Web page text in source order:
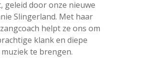
om te starten met zoeken
sluiten
geleid door onze nieuwe
Slingerland. Met haar
helpt ze ons om
klank en diepe
te brengen.